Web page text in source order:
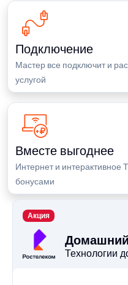
Подключение
Мастер все подключит и
услугой
Вместе выгоднее
Интернет и интерактивное
бонусами
Технологии
Акция